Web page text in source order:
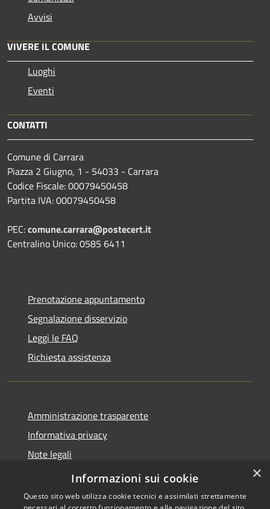
Avvisi
VIVERE IL COMUNE
Luoghi
Eventi
CONTATTI
Comune di Carrara
Piazza 2 Giugno, 1 - 54033 - Carrara
Codice Fiscale: 00079450458
Partita IVA: 00079450458
PEC:comune.carrara@postecert.it
Centralino Unico: 0585 6411
Prenotazione appuntamento
Segnalazione disservizio
Leggi le FAQ
Richiesta assistenza
Amministrazione trasparente
Informativa privacy
Note legali
Dichiarazione di accessibilità
×
Informazioni sui cookie
Questo sito web utilizza cookie tecnici e assimilati strettamente